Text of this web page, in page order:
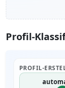
Profil-
PROFIL-